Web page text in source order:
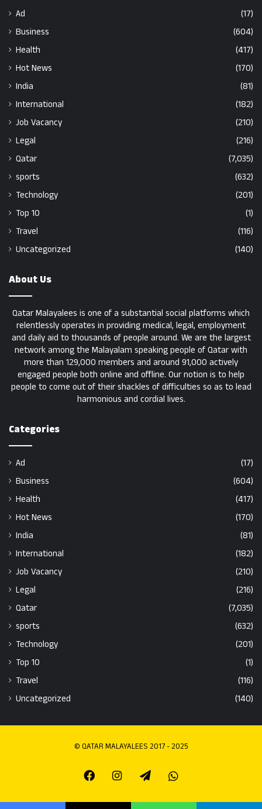
Ad
(17)
Business
(604)
Health
(417)
Hot News
(170)
India
(81)
International
(182)
Job Vacancy
(210)
Legal
(216)
Qatar
(7,035)
sports
(632)
Technology
(201)
Top 10
(1)
Travel
(116)
Uncategorized
(140)
About Us
Qatar Malayalees is one of a substantial social platforms which
relentlessly operates in providing medical, legal, employment
and daily aid to thousands of people around. We are the largest
network among the Malayalam speaking people of Qatar with
more than 129,000 members and around 91,000 actively
engaged people both online and offline. Our notion is to help
people to come out of their shackles of difficulties so as to lead
harmonious and cordial lives.
Categories
Ad
(17)
Business
(604)
Health
(417)
Hot News
(170)
India
(81)
International
(182)
Job Vacancy
(210)
Legal
(216)
Qatar
(7,035)
sports
(632)
Technology
(201)
Top 10
(1)
Travel
(116)
Uncategorized
(140)
© QATAR MALAYALEES 2017 - 2025
FacebookInstagramTelegramWhatsapp